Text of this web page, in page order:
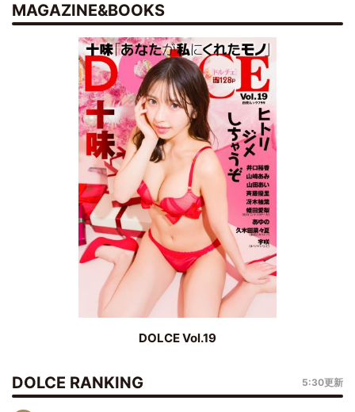
MAGAZINE&BOOKS
DOLCE Vol.19
DOLCE RANKING 5:30更新